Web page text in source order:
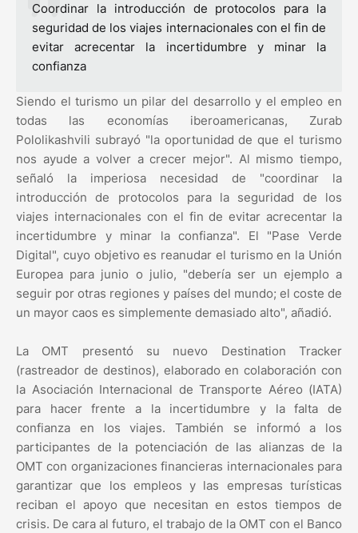
Coordinar la introducción de protocolos para la
seguridad de los viajes internacionales con el fin de
evitar acrecentar la incertidumbre y minar la
confianza
Siendo el turismo un pilar del desarrollo y el empleo en
todas las economías iberoamericanas, Zurab
Pololikashvili subrayó "la oportunidad de que el turismo
nos ayude a volver a crecer mejor". Al mismo tiempo,
señaló la imperiosa necesidad de "coordinar la
introducción de protocolos para la seguridad de los
viajes internacionales con el fin de evitar acrecentar la
incertidumbre y minar la confianza". El "Pase Verde
Digital", cuyo objetivo es reanudar el turismo en la Unión
Europea para junio o julio, "debería ser un ejemplo a
seguir por otras regiones y países del mundo; el coste de
un mayor caos es simplemente demasiado alto", añadió.
La OMT presentó su nuevo Destination Tracker
(rastreador de destinos), elaborado en colaboración con
la Asociación Internacional de Transporte Aéreo (IATA)
para hacer frente a la incertidumbre y la falta de
confianza en los viajes. También se informó a los
participantes de la potenciación de las alianzas de la
OMT con organizaciones financieras internacionales para
garantizar que los empleos y las empresas turísticas
reciban el apoyo que necesitan en estos tiempos de
crisis. De cara al futuro, el trabajo de la OMT con el Banco